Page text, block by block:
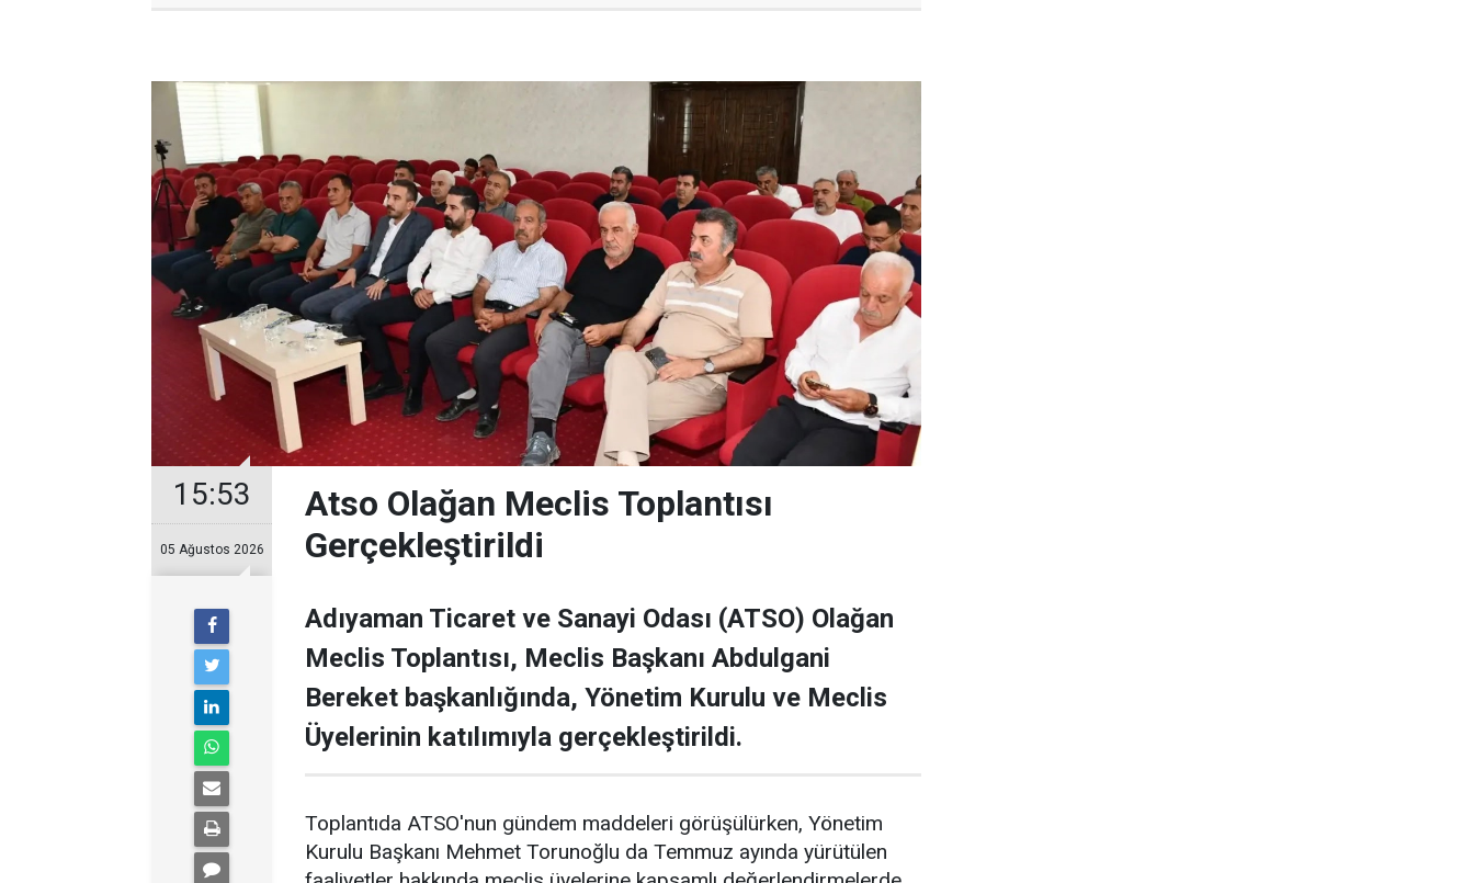
15:53
05 Ağustos 2026
Atso Olağan Meclis Toplantısı
Gerçekleştirildi
Adıyaman Ticaret ve Sanayi Odası (ATSO) Olağan
Meclis Toplantısı, Meclis Başkanı Abdulgani
Bereket başkanlığında, Yönetim Kurulu ve Meclis
Üyelerinin katılımıyla gerçekleştirildi.
Toplantıda ATSO'nun gündem maddeleri görüşülürken, Yönetim
Kurulu Başkanı Mehmet Torunoğlu da Temmuz ayında yürütülen